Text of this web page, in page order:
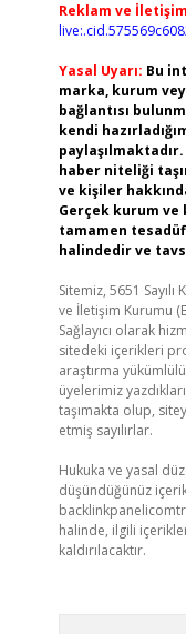
Reklam ve
Yasal Uyarı: Bu
marka, kurum
bağlantısı
kendi
haber niteliği
ve kişiler
Gerçek kurum
tamamen
halindedir ve
Sitemiz, 5651
ve İletişim Kurumu
Sağlayıcı olarak
sitedeki içerikleri
araştırma
üyelerimiz
taşımakta olup,
etmiş sayılırlar.
Hukuka ve yasal
düşündüğünüz
halinde, ilgili
kaldırılacaktır.